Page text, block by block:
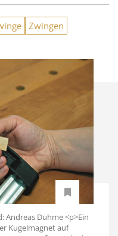
Zwingen
Andreas Duhme <p>Ein
Kugelmagnet auf